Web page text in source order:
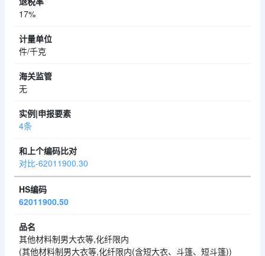
17%
件/千克
无
4条
对比-62011900.30
62011900.50
其他材料制男大衣等,化纤限内
(其他材料制男大衣等,化纤限内(含短大衣、斗篷、短斗篷))